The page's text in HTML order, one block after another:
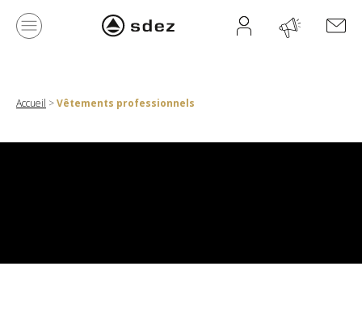
Accueil >Vêtements professionnels